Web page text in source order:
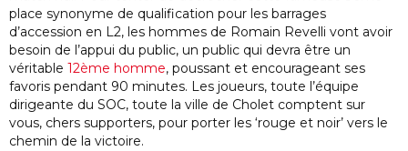
place synonyme de qualification pour les barrages
d’accession en L2, les hommes de Romain Revelli vont avoir
besoin de l’appui du public, un public qui devra être un
véritable 12ème homme, poussant et encourageant ses
favoris pendant 90 minutes. Les joueurs, toute l’équipe
dirigeante du SOC, toute la ville de Cholet comptent sur
vous, chers supporters, pour porter les ‘rouge et noir’ vers le
chemin de la victoire.